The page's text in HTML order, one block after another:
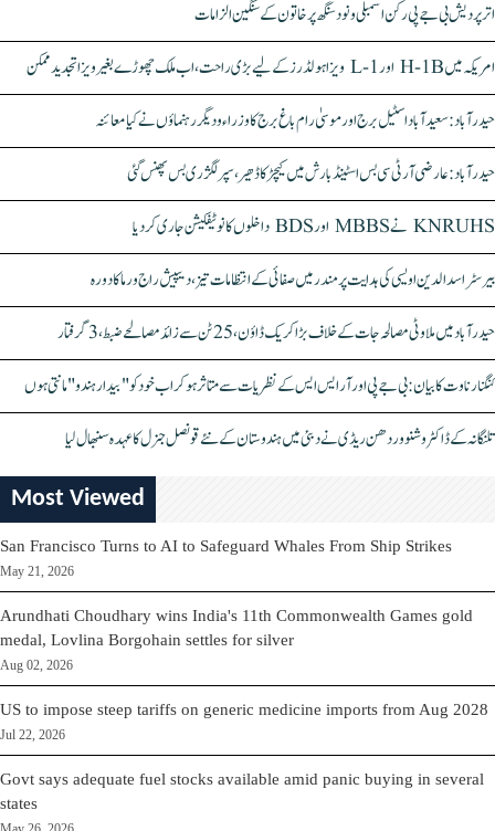
اتر پردیش بی جے پی رکن اسمبلی ونود سنگھ پر خاتون کے سنگین الزامات
امریکہ میں H-1B اور L-1 ویزا ہولڈرز کے لیے بڑی راحت، اب ملک چھوڑے بغیر ویزا تجدید ممکن
حیدرآباد: سعیدآباد اسٹیل برج اور موسیٰ رام باغ برج کا وزراء و دیگر رہنماؤں نے کیا معائنہ
حیدرآباد: عارضی آر ٹی سی بس اسٹینڈ بارش میں کیچڑ کا ڈھیر، سپر لگژری بس پھنس گئی
KNRUHS نے MBBS اور BDS داخلوں کا نوٹیفکیشن جاری کر دیا
بیرسٹر اسدالدین اویسی کی ہدایت پر مندر میں صفائی کے انتظامات تیز، دیپیش راج ورما کا دورہ
حیدرآباد میں ملاوٹی مصالحہ جات کے خلاف بڑا کریک ڈاؤن، 25 ٹن سے زائد مصالحے ضبط، 3 گرفتار
کنگنا رناوت کا بیان: بی جے پی اور آر ایس ایس کے نظریات سے متاثر ہو کر اب خود کو "بیدار ہندو" مانتی ہوں
تلنگانہ کے ڈاکٹر وشنو وردھن ریڈی نے دبئی میں ہندوستان کے نئے قونصل جنرل کا عہدہ سنبھال لیا
Most Viewed
San Francisco Turns to AI to Safeguard Whales From Ship Strikes
May 21, 2026
Arundhati Choudhary wins India's 11th Commonwealth Games gold
medal, Lovlina Borgohain settles for silver
Aug 02, 2026
US to impose steep tariffs on generic medicine imports from Aug 2028
Jul 22, 2026
Govt says adequate fuel stocks available amid panic buying in several
states